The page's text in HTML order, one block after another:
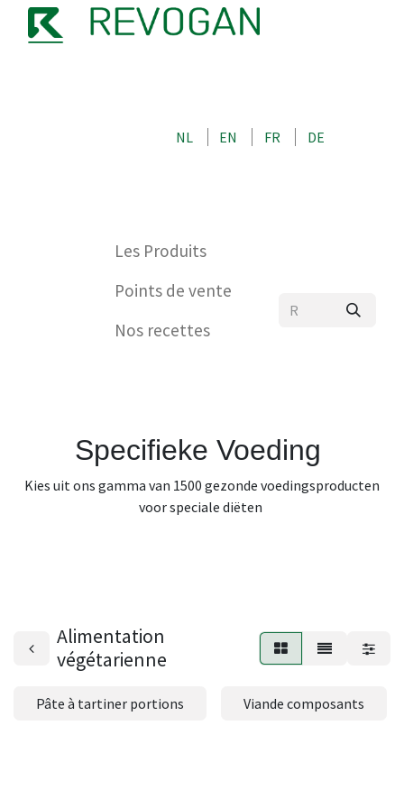
NL EN FR DE
Les Produits
Points de vente
Nos recettes
Specifieke Voeding
Kies uit ons gamma van 1500 gezonde voedingsproducten
voor speciale diëten
Alimentation
végétarienne
Pâte à tartiner portions Viande composants